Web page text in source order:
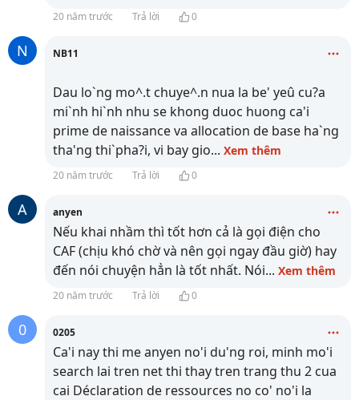
20 năm trước Trả lời 0
N NB11
Dau lo`ng mo^.t chuye^.n nua la be' yeû cu?a
mi`nh hi`nh nhu se khong duoc huong ca'i
prime de naissance va allocation de base ha`ng
tha'ng thi`pha?i, vi bay gio... Xem thêm
20 năm trước Trả lời 0
A anyen
Nếu khai nhầm thì tốt hơn cả là gọi điện cho
CAF (chịu khó chờ và nên gọi ngay đầu giờ) hay
đến nói chuyện hẳn là tốt nhất. Nói... Xem thêm
20 năm trước Trả lời 0
0 0205
Ca'i nay thi me anyen no'i du'ng roi, minh mo'i
search lai tren net thi thay tren trang thu 2 cua
cai Déclaration de ressources no co' no'i la